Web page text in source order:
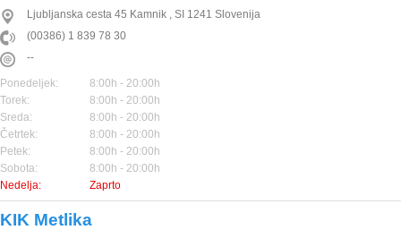
Ljubljanska cesta 45 Kamnik , SI 1241 Slovenija
(00386) 1 839 78 30
--
Ponedeljek:
8:00h - 20:00h
Torek:
8:00h - 20:00h
Sreda:
8:00h - 20:00h
Četrtek:
8:00h - 20:00h
Petek:
8:00h - 20:00h
Sobota:
8:00h - 20:00h
Nedelja:
Zaprto
KIK Metlika